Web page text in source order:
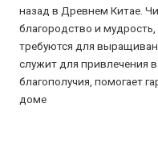
назад в Древнем Китае.
благородство и
требуются для
служит для привлечения
благополучия, помогает
доме